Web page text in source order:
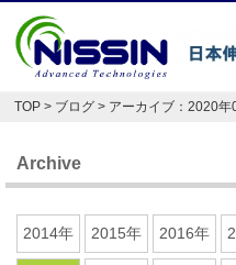
日本
お悩
TOP > ブログ > アーカイブ：2020年
Archive
2014年 2015年 2016年